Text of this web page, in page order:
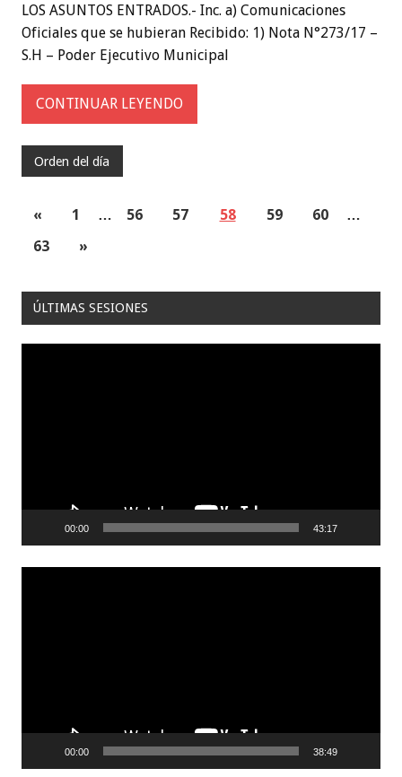
LOS ASUNTOS ENTRADOS.- Inc. a) Comunicaciones
Oficiales que se hubieran Recibido: 1) Nota N°273/17 –
S.H – Poder Ejecutivo Municipal
CONTINUAR LEYENDO
Orden del día
« 1 … 56 57 58 59 60
…
63
»
ÚLTIMAS SESIONES
00:00 43:17
00:00 38:49